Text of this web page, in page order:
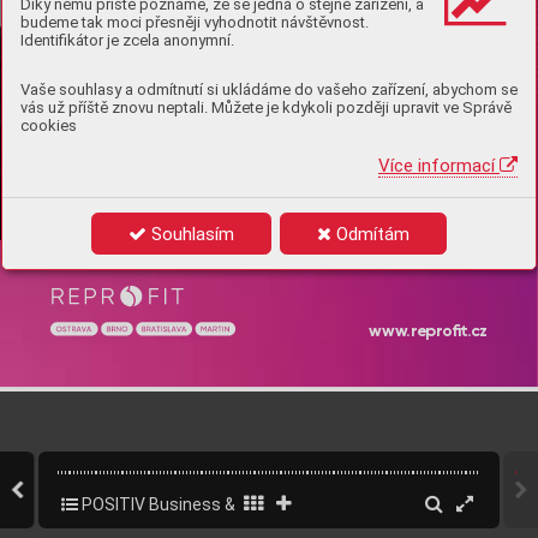
Díky němu příště poznáme, že se jedná o stejné zařízení, a
budeme tak moci přesněji vyhodnotit návštěvnost.
Identifikátor je zcela anonymní.
Vaše souhlasy a odmítnutí si ukládáme do vašeho zařízení, abychom se
vás už příště znovu neptali. Můžete je kdykoli později upravit ve Správě
cookies
Více informací
Souhlasím Odmítám
www.reproﬁt.cz
bit.ly/4f
Objednejte se na bezplatnou
konzultaci s lékařem
POSITIV Business & Style - speciál WOMAN 112